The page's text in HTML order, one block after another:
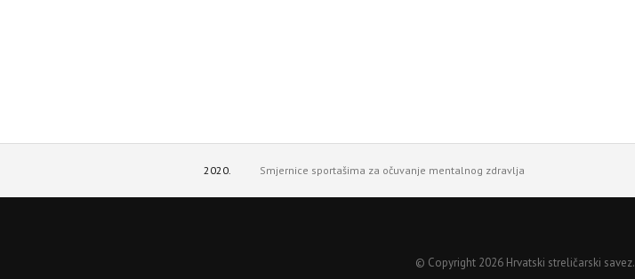
2020. Smjernice sportašima za očuvanje mentalnog zdravlja
© Copyright 2026 Hrvatski streličarski savez.